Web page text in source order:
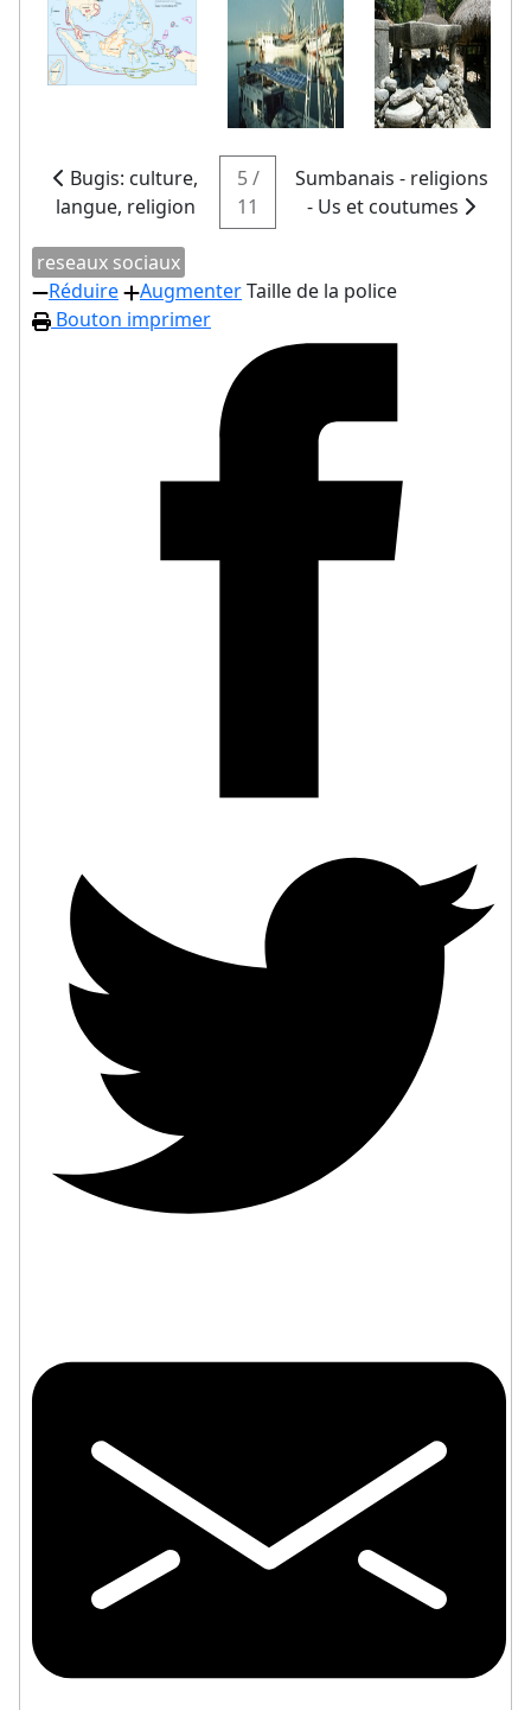
Bugis: culture,
langue, religion
5 /
11
Sumbanais - religions
- Us et coutumes
reseaux sociaux
Réduire
AugmenterTaille de la police
Bouton imprimer